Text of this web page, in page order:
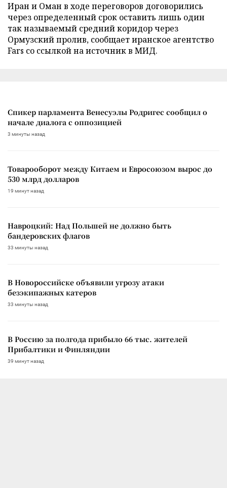
Иран и Оман в ходе переговоров договорились
через определенный срок оставить лишь один
так называемый средний коридор через
Ормузский пролив, сообщает иранское агентство
Fars со ссылкой на источник в МИД.
Спикер парламента Венесуэлы Родригес сообщил о
начале диалога с оппозицией
3 минуты назад
Товарооборот между Китаем и Евросоюзом вырос до
530 млрд долларов
19 минут назад
Навроцкий: Над Польшей не должно быть
бандеровских флагов
33 минуты назад
В Новороссийске объявили угрозу атаки
безэкипажных катеров
33 минуты назад
В Россию за полгода прибыло 66 тыс. жителей
Прибалтики и Финляндии
39 минут назад